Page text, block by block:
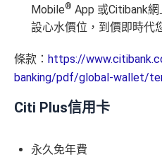
Mobile® App 或Citibank
設心水價位，到價即時代
條款： https://
banking/pdf/global-wallet/
Citi Plus信用卡
永久免年費